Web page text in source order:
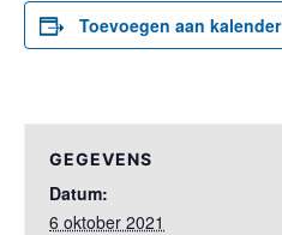
Toevoegen aan kalender
GEGEVENS
Datum:
6 oktober 2021